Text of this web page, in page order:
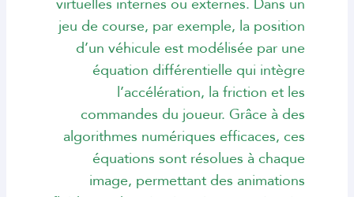
jeu de course, par exemple, la position
d’un véhicule est modélisée par une
équation différentielle qui intègre
l’accélération, la friction et les
commandes du joueur. Grâce à des
algorithmes numériques efficaces, ces
équations sont résolues à chaque
image, permettant des animations